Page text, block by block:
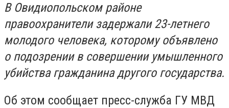
В Овидиопольском районе
правоохранители задержали 23-летнего
молодого человека, которому объявлено
о подозрении в совершении умышленного
убийства гражданина другого государства.
Об этом сообщает пресс-служба ГУ МВД